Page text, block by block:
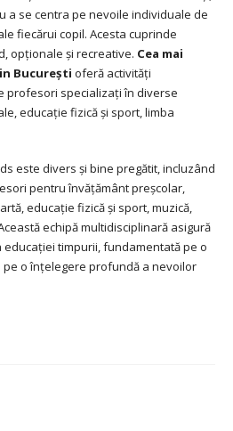
a se centra pe nevoile individuale de
fiecărui copil. Acesta cuprinde
opționale și recreative. Cea mai
București oferă activități
profesori specializați în diverse
educație fizică și sport, limba
este divers și bine pregătit, incluzând
pentru învățământ preșcolar,
educație fizică și sport, muzică,
echipă multidisciplinară asigură
timpurii, fundamentată pe o
pe o înțelegere profundă a nevoilor